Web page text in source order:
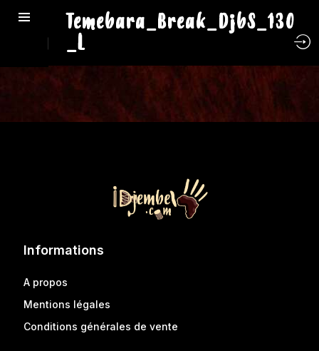
Temebara_Break_DjbS_130
_L
Informations
A propos
Mentions légales
Conditions générales de vente